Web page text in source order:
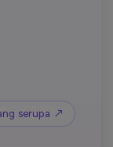
serupa ↗